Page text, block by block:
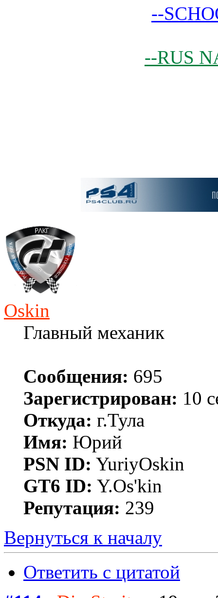
--
--RUS
Oskin
Главный механик
Сообщения: 695
Зарегистрирован: 10
Откуда: г.Тула
Имя: Юрий
PSN ID: YuriyOskin
GT6 ID: Y.Os'kin
Репутация: 239
Вернуться к началу
Ответить с цитатой